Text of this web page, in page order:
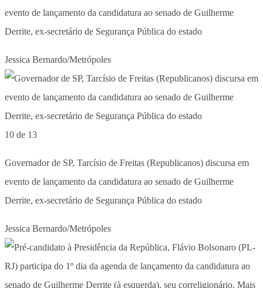
evento de lançamento da candidatura ao senado de Guilherme
Derrite, ex-secretário de Segurança Pública do estado
Jessica Bernardo/Metrópoles
10 de 13
Governador de SP, Tarcísio de Freitas (Republicanos) discursa em
evento de lançamento da candidatura ao senado de Guilherme
Derrite, ex-secretário de Segurança Pública do estado
Jessica Bernardo/Metrópoles